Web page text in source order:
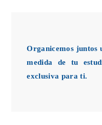
Organicemos juntos
medida de tu
exclusiva para ti.